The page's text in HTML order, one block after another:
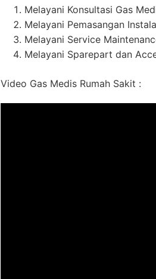
Melayani Konsultasi Gas
Melayani Pemasangan
Melayani Service
Melayani Sparepart dan
Video Gas Medis Rumah Sakit :